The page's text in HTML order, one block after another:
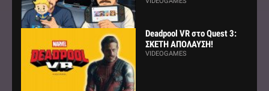
Deadpool VR στο Quest 3:
ΣΚΕΤΗ ΑΠΟΛΑΥΣΗ!
VIDEOGAMES